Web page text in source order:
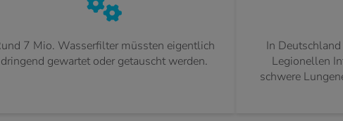
7 Mio. Wasserfilter müssten eigentlich
dringend gewartet oder getauscht werden.
In
Legionellen
schwere